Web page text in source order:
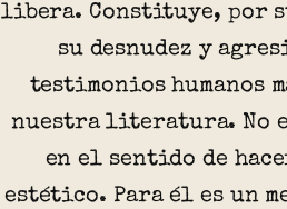
libera. Constituye, por
su desnudez y
testimonios humanos
nuestra literatura. No
en el sentido de
estético. Para él es un